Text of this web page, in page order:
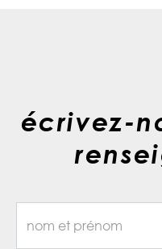
écrivez-